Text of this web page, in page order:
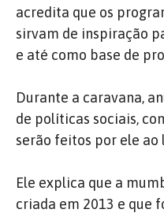
acredita que os
sirvam de inspiração
e até como base de
Durante a caravana,
de políticas sociais,
serão feitos por ele ao
Ele explica que a
criada em 2013 e que